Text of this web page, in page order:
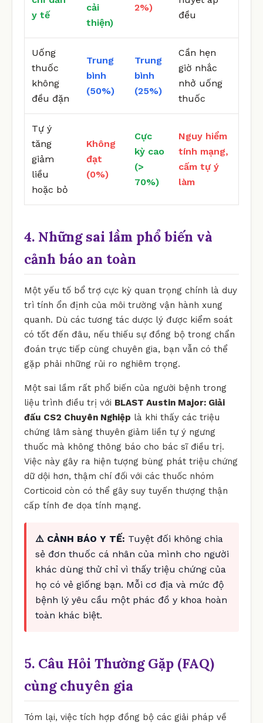
y tế
cải
thiện)
2%)
đều
Uống
thuốc
không
đều đặn
Trung
bình
(50%)
Trung
bình
(25%)
Cần hẹn
giờ nhắc
nhở uống
thuốc
Tự ý
tăng
giảm
liều
hoặc bỏ
Không
đạt
(0%)
Cực
kỳ cao
(>
70%)
Nguy hiểm
tính mạng,
cấm tự ý
làm
4. Những sai lầm phổ biến và
cảnh báo an toàn
Một yếu tố bổ trợ cực kỳ quan trọng chính là duy
trì tính ổn định của môi trường vận hành xung
quanh. Dù các tương tác dược lý được kiểm soát
có tốt đến đâu, nếu thiếu sự đồng bộ trong chẩn
đoán trực tiếp cùng chuyên gia, bạn vẫn có thể
gặp phải những rủi ro nghiêm trọng.
Một sai lầm rất phổ biến của người bệnh trong
liệu trình điều trị với BLAST Austin Major: Giải
đấu CS2 Chuyên Nghiệp là khi thấy các triệu
chứng lâm sàng thuyên giảm liền tự ý ngưng
thuốc mà không thông báo cho bác sĩ điều trị.
Việc này gây ra hiện tượng bùng phát triệu chứng
dữ dội hơn, thậm chí đối với các thuốc nhóm
Corticoid còn có thể gây suy tuyến thượng thận
cấp tính đe dọa tính mạng.
⚠️ CẢNH BÁO Y TẾ: Tuyệt đối không chia
sẻ đơn thuốc cá nhân của mình cho người
khác dùng thử chỉ vì thấy triệu chứng của
họ có vẻ giống bạn. Mỗi cơ địa và mức độ
bệnh lý yêu cầu một phác đồ y khoa hoàn
toàn khác biệt.
5. Câu Hỏi Thường Gặp (FAQ)
cùng chuyên gia
Tóm lại, việc tích hợp đồng bộ các giải pháp về